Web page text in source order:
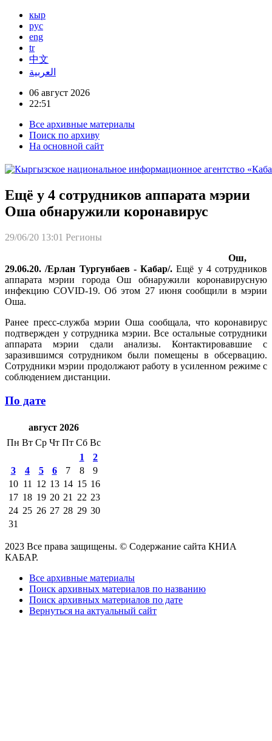
кыр
рус
eng
tr
中文
العربية
06 август 2026
22:51
Все архивные материалы
Поиск по архиву
На основной сайт
Ещё у 4 сотрудников аппарата мэрии
Оша обнаружили коронавирус
29/06/20 13:01 Регионы
Ош,
29.06.20. /Ерлан Тургунбаев - Кабар/. Ещё у 4 сотрудников
аппарата мэрии города Ош обнаружили коронавирусную
инфекцию COVID-19. Об этом 27 июня сообщили в мэрии
Оша.
Ранее пресс-служба мэрии Оша сообщала, что коронавирус
подтвержден у сотрудника мэрии. Все остальные сотрудники
аппарата мэрии сдали анализы. Контактировавшие с
заразившимся сотрудником были помещены в обсервацию.
Сотрудники мэрии продолжают работу в усиленном режиме с
соблюдением дистанции.
По дате
август 2026
Пн Вт Ср Чт Пт Сб Вс
1
2
3
4 5 6 7 8
9
10 11 12 13 14 15 16
17 18 19 20 21 22 23
24 25 26 27 28 29 30
31
2023 Все права защищены. © Содержание сайта КНИА
КАБАР.
Все архивные материалы
Поиск архивных материалов по названию
Поиск архивных материалов по дате
Вернуться на актуальный сайт